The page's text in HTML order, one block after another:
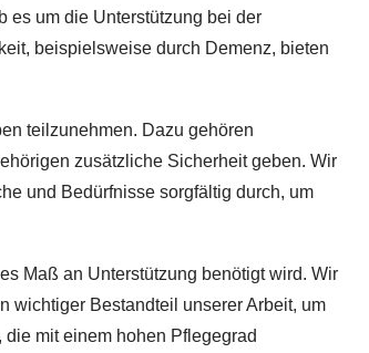
es um die Unterstützung bei der
beispielsweise durch Demenz, bieten
teilzunehmen. Dazu gehören
zusätzliche Sicherheit geben. Wir
und Bedürfnisse sorgfältig durch, um
Maß an Unterstützung benötigt wird. Wir
wichtiger Bestandteil unserer Arbeit, um
mit einem hohen Pflegegrad